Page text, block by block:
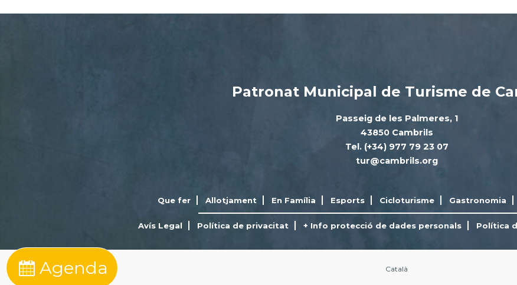
Patronat Municipal de Turisme de
Passeig de les Palmeres, 1
43850 Cambrils
Tel. (+34) 977 79 23 07
tur@cambrils.org
Que fer Allotjament En Família Esports Cicloturisme Gastronomia
Avís Legal Política de privacitat + Info protecció de dades personals Política
Català